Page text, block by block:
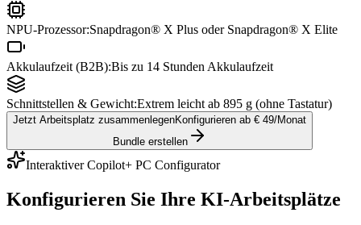
NPU-Prozessor:Snapdragon® X Plus oder Snapdragon® X Elite
Akkulaufzeit (B2B):Bis zu 14 Stunden Akkulaufzeit
Schnittstellen & Gewicht:Extrem leicht ab 895 g (ohne Tastatur)
Jetzt Arbeitsplatz zusammenlegenKonfigurieren ab € 49/Monat
Bundle erstellen
Interaktiver Copilot+ PC Configurator
Konfigurieren Sie Ihre KI-Arbeitsplätze